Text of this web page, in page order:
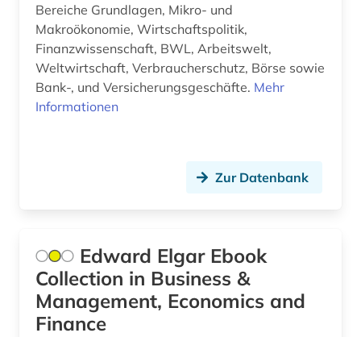
kurs (2)
landwirtschaft (2)
lateinamerika (1)
linguistik (2)
literaturwissenschaften (1)
logistik (1)
management und marketing (1)
managementforschung (1)
Bereiche Grundlagen, Mikro- und
Makroökonomie, Wirtschaftspolitik,
Finanzwissenschaft, BWL, Arbeitswelt,
Weltwirtschaft, Verbraucherschutz, Börse sowie
Bank-, und Versicherungsgeschäfte. Mehr
Informationen
Zur Datenbank
Edward Elgar Ebook
Collection in Business &
Management, Economics and
Finance